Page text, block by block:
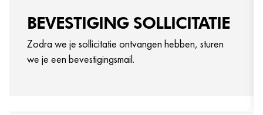
BEVESTIGING SOLLICITATIE
Zodra we je sollicitatie ontvangen hebben, sturen
we je een bevestigingsmail.